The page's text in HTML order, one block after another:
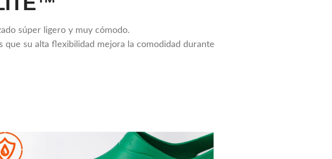
súper ligero y muy cómodo.
que su alta flexibilidad mejora la comodidad durante